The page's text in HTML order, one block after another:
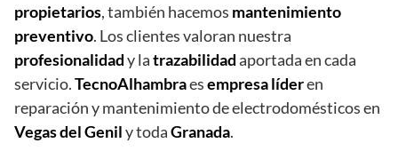
propietarios, también hacemos mantenimiento
preventivo. Los clientes valoran nuestra
profesionalidady latrazabilidadaportada en cada
servicio.TecnoAlhambraesempresa líderen
reparación y mantenimiento de electrodomésticos en
Vegas del Genily todaGranada.